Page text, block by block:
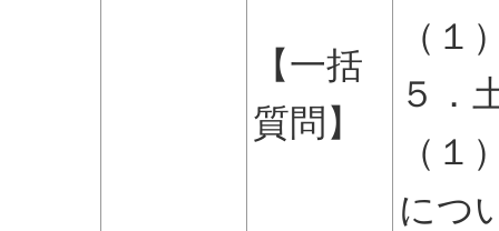
【一括
質問】
（
５．
（
につ